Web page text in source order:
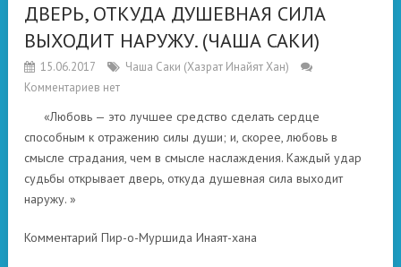
ДВЕРЬ, ОТКУДА ДУШЕВНАЯ СИЛА
ВЫХОДИТ НАРУЖУ. (ЧАША САКИ)
15.06.2017
Чаша Саки (Хазрат Инайят Хан)
Комментариев нет
«Любовь — это лучшее средство сделать сердце
способным к отражению силы души; и, скорее, любовь в
смысле страдания, чем в смысле наслаждения. Каждый удар
судьбы открывает дверь, откуда душевная сила выходит
наружу. »
Комментарий Пир-о-Муршида Инаят-хана